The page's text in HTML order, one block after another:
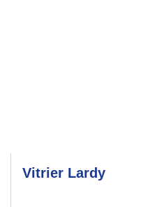
Vitrier Lardy